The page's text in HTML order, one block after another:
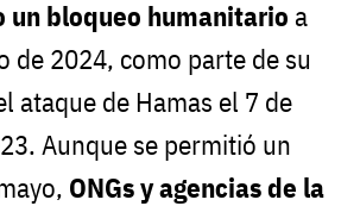
un bloqueo humanitario a
de 2024, como parte de su
ataque de Hamas el 7 de
Aunque se permitió un
ONGs y agencias de la